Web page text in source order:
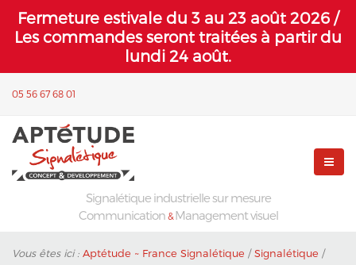
Fermeture estivale du 3 au 23 août 2026 /
Les commandes seront traitées à partir du
lundi 24 août.
05 56 67 68 01
Signalétique industrielle sur mesure
Communication & Management visuel
Vous êtes ici : Aptétude ~ France Signalétique /Signalétique /